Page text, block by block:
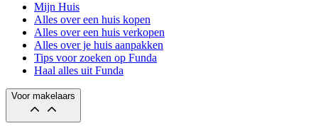
Mijn Huis
Alles over een huis kopen
Alles over een huis verkopen
Alles over je huis aanpakken
Tips voor zoeken op Funda
Haal alles uit Funda
Voor makelaars